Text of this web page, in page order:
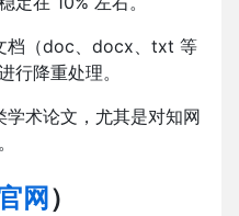
档（doc、docx、txt 等
行降重处理。
学术论文，尤其是对知网
网 ）